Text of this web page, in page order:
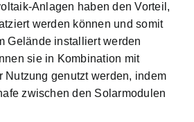
Anlagen haben den Vorteil,
werden können und somit
Gelände installiert werden
sie in Kombination mit
Nutzung genutzt werden, indem
zwischen den Solarmodulen